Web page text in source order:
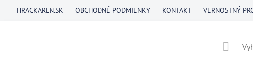
HRACKAREN.SK OBCHODNÉ PODMIENKY KONTAKT VERNOSTNÝ